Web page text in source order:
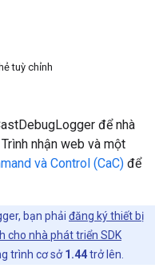
tuỳ chỉnh
để nhà
nhận web và một
và Control (CaC) để
bạn phải đăng ký thiết bị
cho nhà phát triển SDK
trình cơ sở1.44trở lên.